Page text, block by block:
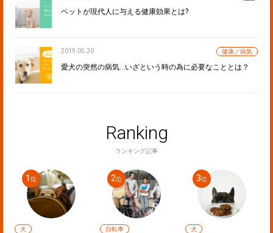
ペットが現代人に与える健康効果とは?
2019.05.20 健康／病気
愛犬の突然の病気…いざという時の為に必要なこととは？
Ranking
ランキング記事
自転車 犬 犬